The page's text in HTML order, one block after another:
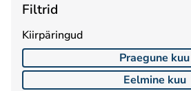
Filtrid
Kiirpäringud
Praegune kuu
Eelmine kuu